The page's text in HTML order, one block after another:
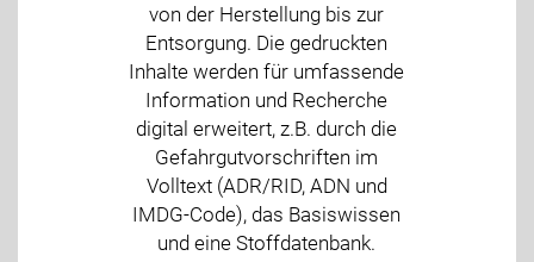
von der Herstellung bis zur
Entsorgung. Die gedruckten
Inhalte werden für umfassende
Information und Recherche
digital erweitert, z.B. durch die
Gefahrgutvorschriften im
Volltext (ADR/RID, ADN und
IMDG-Code), das Basiswissen
und eine Stoffdatenbank.